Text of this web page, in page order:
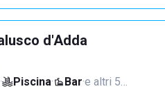
d'Adda
· Piscina· Bar·e altri 5…